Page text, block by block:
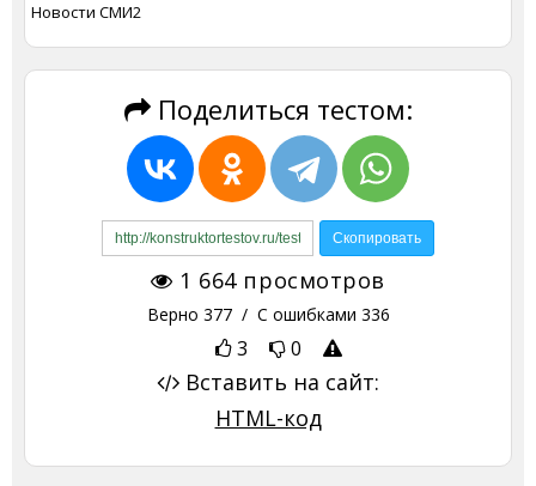
Новости СМИ2
Поделиться тестом:
1 664просмотров
Верно 377/ С ошибками 336
3 0
Вставить на сайт:
HTML-код